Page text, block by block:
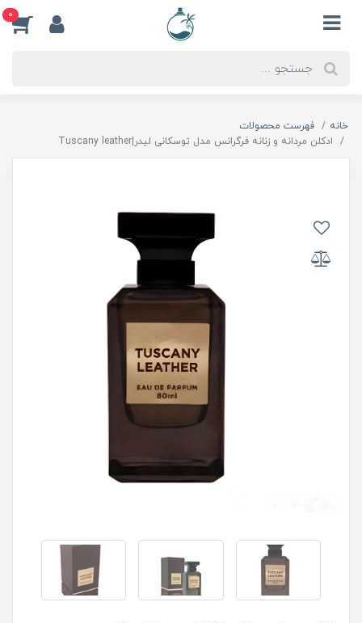
0
خانه
فهرست محصولات
ادكلن مردانه و زنانه فرگرانس مدل توسكانى ليدر|Tuscany leather